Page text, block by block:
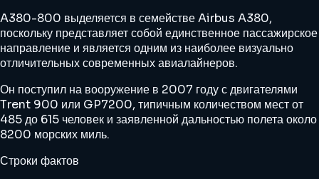
A380-800 выделяется в семействе Airbus A380,
поскольку представляет собой единственное пассажирское
направление и является одним из наиболее визуально
отличительных современных авиалайнеров.
Он поступил на вооружение в 2007 году с двигателями
Trent 900 или GP7200, типичным количеством мест от
485 до 615 человек и заявленной дальностью полета около
8200 морских миль.
Строки фактов